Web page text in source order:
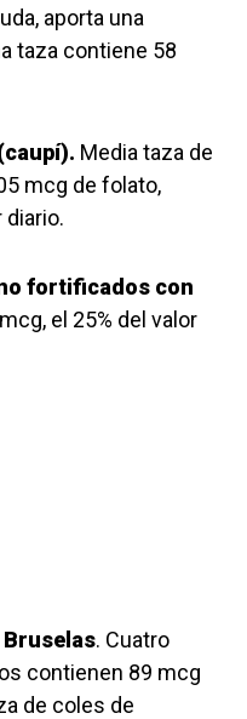
aporta una
taza contiene 58
Media taza de
mcg de folato,
diario.
fortificados con
el 25% del valor
Bruselas. Cuatro
contienen 89 mcg
de coles de